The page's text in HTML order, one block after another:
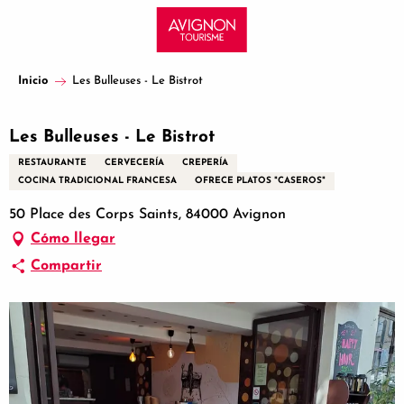
principal
Inicio Les Bulleuses - Le Bistrot
Les Bulleuses - Le Bistrot
RESTAURANTE CERVECERÍA
CREPERÍA
COCINA TRADICIONAL FRANCESA
OFRECE PLATOS "CASEROS"
50 Place des Corps Saints, 84000 Avignon
Cómo llegar
Compartir